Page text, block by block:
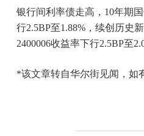
银行间利率债走高，10年期
行2.5BP至1.88%，续创历史
2400006收益率下行2.5BP至
*该文章转自华尔街见闻，如